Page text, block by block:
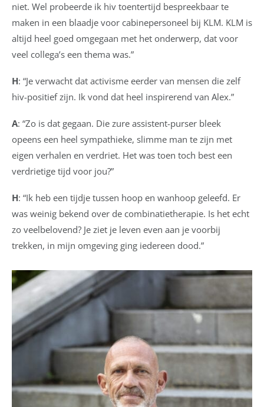
niet. Wel probeerde ik hiv toentertijd bespreekbaar te
maken in een blaadje voor cabinepersoneel bij KLM. KLM is
altijd heel goed omgegaan met het onderwerp, dat voor
veel collega’s een thema was.”
H: “Je verwacht dat activisme eerder van mensen die zelf
hiv-positief zijn. Ik vond dat heel inspirerend van Alex.”
A: “Zo is dat gegaan. Die zure assistent-purser bleek
opeens een heel sympathieke, slimme man te zijn met
eigen verhalen en verdriet. Het was toen toch best een
verdrietige tijd voor jou?”
H: “Ik heb een tijdje tussen hoop en wanhoop geleefd. Er
was weinig bekend over de combinatietherapie. Is het echt
zo veelbelovend? Je ziet je leven even aan je voorbij
trekken, in mijn omgeving ging iedereen dood.”